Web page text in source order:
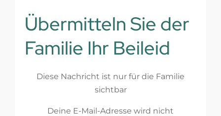
Übermitteln Sie der
Familie Ihr Beileid
Diese Nachricht ist nur für die Familie
sichtbar
Deine E-Mail-Adresse wird nicht